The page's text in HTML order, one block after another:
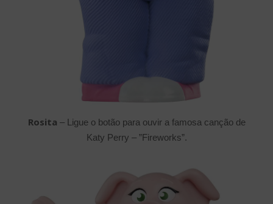
Rosita – Ligue o botão para ouvir a famosa canção de
Katy Perry – ”Fireworks”.